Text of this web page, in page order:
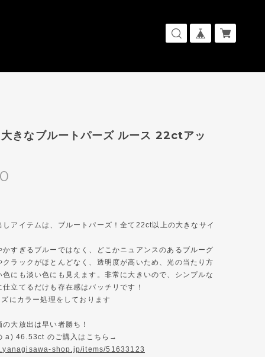
きなブルートパーズ ルース 22ctアッ
しアイテムは、ブルートパーズ！全て22ct以上の大きなサイ
かすぎるブルーではなく、どこかニュアンスのあるブルーグ
クラックがほとんどなく、透明度が高いため、光の当たり方
色にも淡い色にも見えます。非常に大きいので、シンプルな
仕立てるだけも存在感はバッチリです！
にカラー処理をしております
大放出は早い者勝ち！
a) 46.53ct のご購入はこちら→
shop.jp/items/51633123